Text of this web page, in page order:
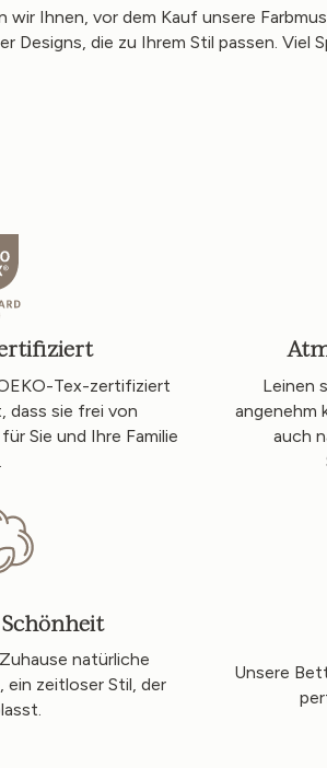
Ihnen, vor dem Kauf unsere
die zu Ihrem Stil passen. Viel
Tex-zertifiziert
dass sie frei von
Sie und Ihre Familie
Leinen
angenehm
auch
natürliche
ein zeitloser Stil, der
Unsere